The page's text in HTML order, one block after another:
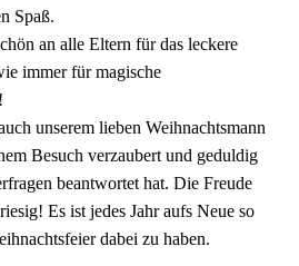
Spaß.
an alle Eltern für das leckere
immer für magische
unserem lieben Weihnachtsmann
Besuch verzaubert und geduldig
beantwortet hat. Die Freude
Es ist jedes Jahr aufs Neue so
dabei zu haben.